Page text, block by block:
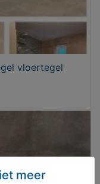
vloertegel
meer